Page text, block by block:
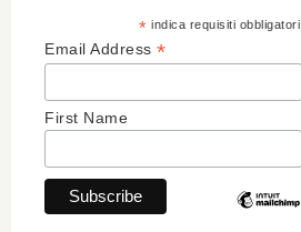
* indica requisiti obbligatori
Email Address *
First Name